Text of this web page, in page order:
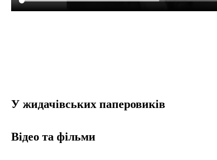
У жидачівських паперовиків
Відео та фільми